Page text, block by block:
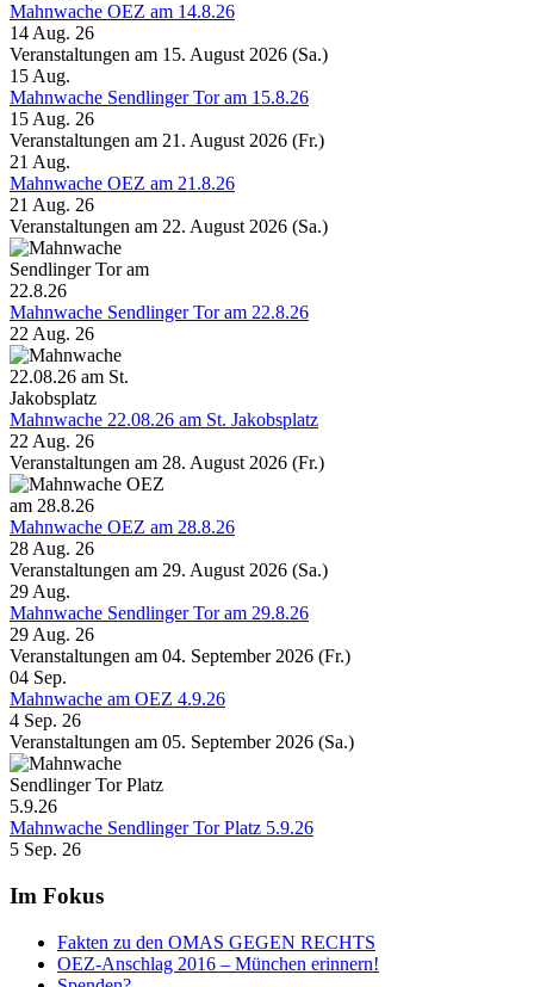
Mahnwache OEZ am 14.8.26
14 Aug. 26
Veranstaltungen am 15. August 2026 (Sa.)
15Aug.
Mahnwache Sendlinger Tor am 15.8.26
15 Aug. 26
Veranstaltungen am 21. August 2026 (Fr.)
21 Aug.
Mahnwache OEZ am 21.8.26
21 Aug. 26
Veranstaltungen am 22. August 2026 (Sa.)
Mahnwache Sendlinger Tor am 22.8.26
22 Aug. 26
Mahnwache 22.08.26 am St. Jakobsplatz
22 Aug. 26
Veranstaltungen am 28. August 2026 (Fr.)
Mahnwache OEZ am 28.8.26
28 Aug. 26
Veranstaltungen am 29. August 2026 (Sa.)
29Aug.
Mahnwache Sendlinger Tor am 29.8.26
29 Aug. 26
Veranstaltungen am 04. September 2026 (Fr.)
04 Sep.
Mahnwache am OEZ 4.9.26
4 Sep. 26
Veranstaltungen am 05. September 2026 (Sa.)
Mahnwache Sendlinger Tor Platz 5.9.26
5 Sep. 26
Im Fokus
Fakten zu den OMAS GEGEN RECHTS
OEZ-Anschlag 2016 – München erinnern!